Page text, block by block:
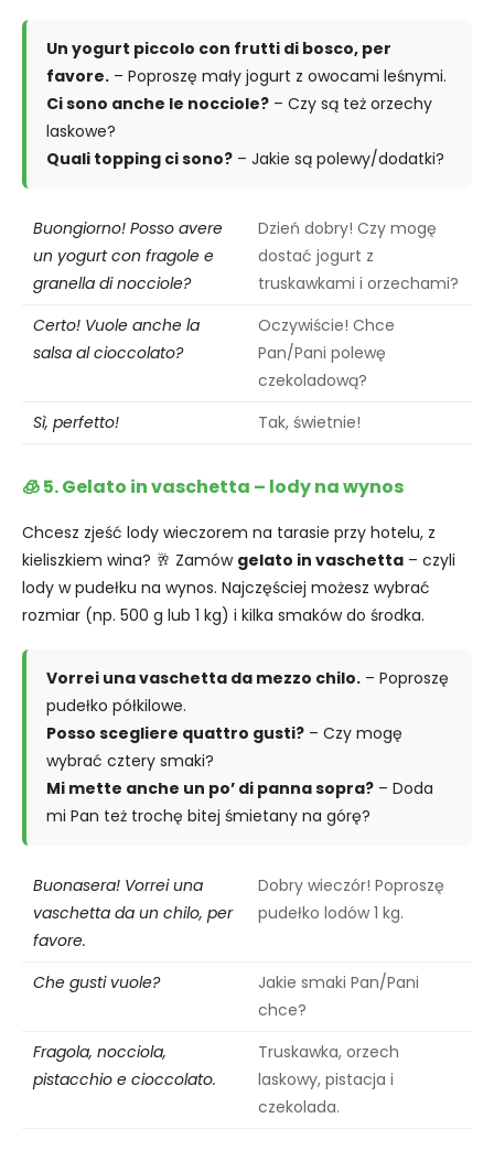
Un yogurt piccolo con frutti di bosco, per
favore. – Poproszę mały jogurt z owocami leśnymi.
Ci sono anche le nocciole? – Czy są też orzechy
laskowe?
Quali topping ci sono? – Jakie są polewy/dodatki?
Buongiorno! Posso avere
un yogurt con fragole e
granella di nocciole?
Dzień dobry! Czy mogę
dostać jogurt z
truskawkami i orzechami?
Certo! Vuole anche la
salsa al cioccolato?
Oczywiście! Chce
Pan/Pani polewę
czekoladową?
Sì, perfetto!
Tak, świetnie!
🧊 5. Gelato in vaschetta – lody na wynos
Chcesz zjeść lody wieczorem na tarasie przy hotelu, z
kieliszkiem wina? 🥂 Zamów gelato in vaschetta – czyli
lody w pudełku na wynos. Najczęściej możesz wybrać
rozmiar (np. 500 g lub 1 kg) i kilka smaków do środka.
Vorrei una vaschetta da mezzo chilo. – Poproszę
pudełko półkilowe.
Posso scegliere quattro gusti? – Czy mogę
wybrać cztery smaki?
Mi mette anche un po’ di panna sopra? – Doda
mi Pan też trochę bitej śmietany na górę?
Buonasera! Vorrei una
vaschetta da un chilo, per
favore.
Dobry wieczór! Poproszę
pudełko lodów 1 kg.
Che gusti vuole?
Jakie smaki Pan/Pani
chce?
Fragola, nocciola,
pistacchio e cioccolato.
Truskawka, orzech
laskowy, pistacja i
czekolada.